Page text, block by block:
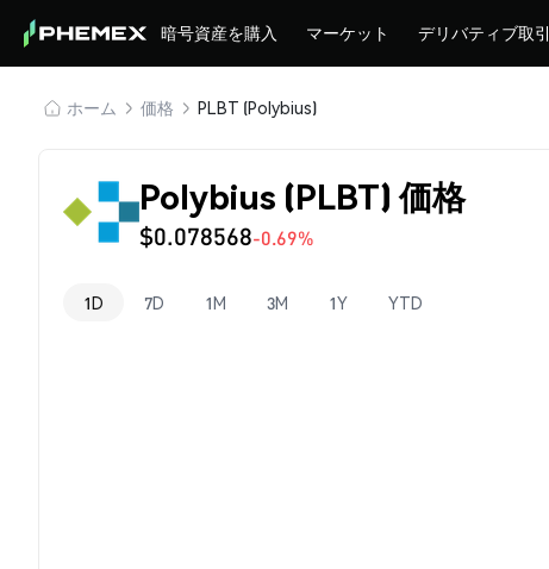
暗号資産を購入 マーケット デリバティブ取引
ホーム 価格 PLBT (Polybius)
Polybius (PLBT) 価格
$0.078568-0.69%
1D 7D 1M 3M 1Y YTD